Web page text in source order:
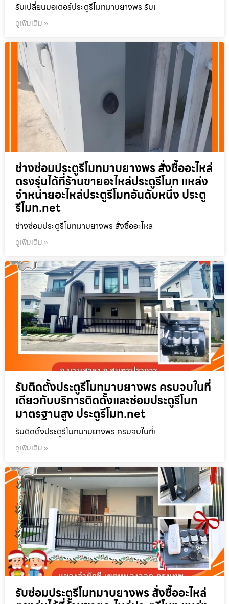
รับเปลี่ยนมอเตอร์ประตูรีโมทมาบยางพร รับเ
ดูเพิ่มเติม »
ช่างซ่อมประตูรีโมทมาบยางพร สั่งซื้ออะไหล่
ตรงรุ่นได้ที่ร้านขายอะไหล่ประตูรีโมท แหล่ง
จำหน่ายอะไหล่ประตูรีโมทอันดับหนึ่ง ประตู
รีโมท.net
ช่างซ่อมประตูรีโมทมาบยางพร สั่งซื้ออะไหล
ดูเพิ่มเติม »
รับติดตั้งประตูรีโมทมาบยางพร ครบจบในที่
เดียวกับบริการติดตั้งและซ่อมประตูรีโมท
มาตรฐานสูง ประตูรีโมท.net
รับติดตั้งประตูรีโมทมาบยางพร ครบจบในที่เ
ดูเพิ่มเติม »
รับซ่อมประตูรีโมทมาบยางพร สั่งซื้ออะไหล่